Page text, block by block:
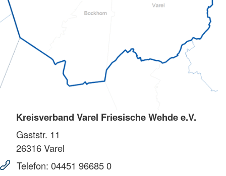
Kreisverband Varel Friesische Wehde e.V.
Gaststr. 11
26316Varel
Telefon: 04451 96685 0